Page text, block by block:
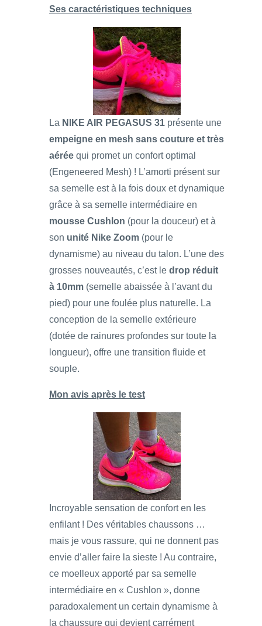
Ses caractéristiques techniques
La NIKE AIR PEGASUS 31 présente une
empeigne en mesh sans couture et très
aérée qui promet un confort optimal
(Engeneered Mesh) ! L’amorti présent sur
sa semelle est à la fois doux et dynamique
grâce à sa semelle intermédiaire en
mousse Cushlon (pour la douceur) et à
son unité Nike Zoom (pour le
dynamisme) au niveau du talon. L’une des
grosses nouveautés, c’est le drop réduit
à 10mm (semelle abaissée à l’avant du
pied) pour une foulée plus naturelle. La
conception de la semelle extérieure
(dotée de rainures profondes sur toute la
longueur), offre une transition fluide et
souple.
Mon avis après le test
Incroyable sensation de confort en les
enfilant ! Des véritables chaussons …
mais je vous rassure, qui ne donnent pas
envie d’aller faire la sieste ! Au contraire,
ce moelleux apporté par sa semelle
intermédiaire en « Cushlon », donne
paradoxalement un certain dynamisme à
la chaussure qui devient carrément